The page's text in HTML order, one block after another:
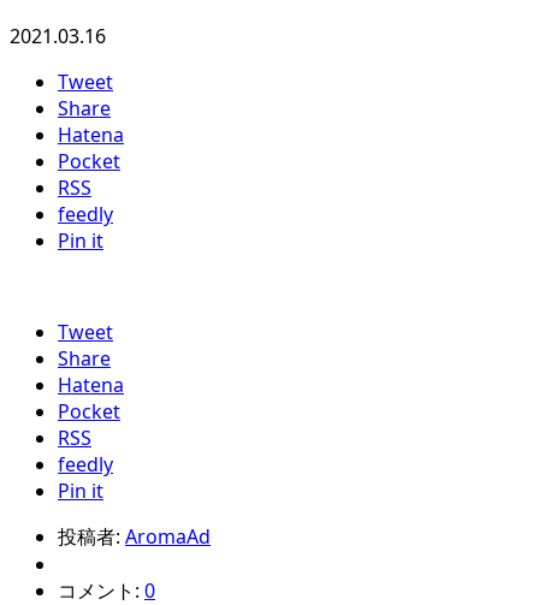
2021.03.16
Tweet
Share
Hatena
Pocket
RSS
feedly
Pin it
Tweet
Share
Hatena
Pocket
RSS
feedly
Pin it
投稿者: AromaAd
コメント: 0